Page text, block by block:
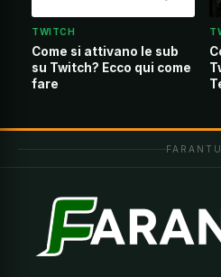
TWITCH
Come si attivano le sub
su Twitch? Ecco qui come
fare